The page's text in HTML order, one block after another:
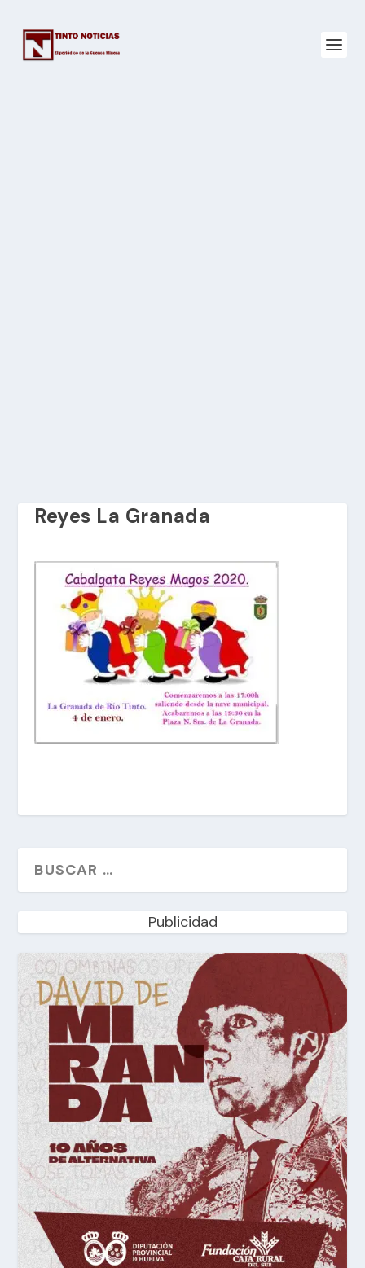
Reyes La Granada
Publicidad